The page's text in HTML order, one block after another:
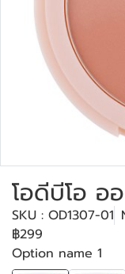
โอดีบีโอ อ
SKU : OD1307-01
฿299
Option name 1